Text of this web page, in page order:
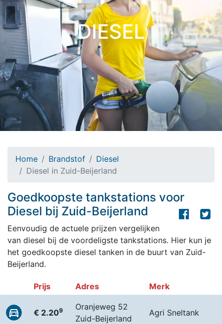
DIESEL
Home Brandstof
Diesel
Diesel in Zuid-Beijerland
Goedkoopste tankstations voor
Diesel bij Zuid-Beijerland
Eenvoudig de actuele prijzen vergelijken
van diesel bij de voordeligste tankstations. Hier kun je
het goedkoopste diesel tanken in de buurt van Zuid-
Beijerland.
Prijs Adres Merk
€ 2.209
Oranjeweg 52
Zuid-Beijerland
Agri Sneltank